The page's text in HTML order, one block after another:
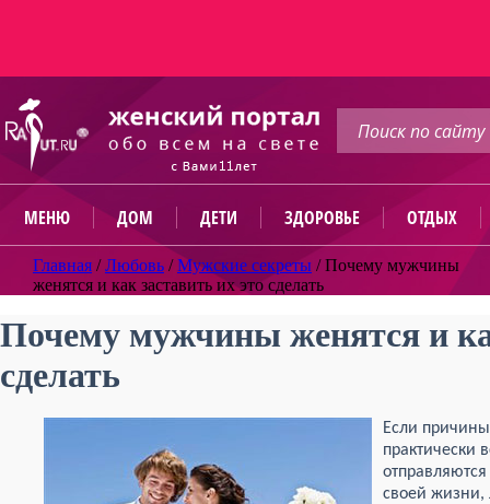
МЕНЮ ДОМ ДЕТИ ЗДОРОВЬЕ ОТДЫХ
Главная /Любовь /Мужские секреты /Почему мужчины
женятся и как заставить их это сделать
Почему мужчины женятся и
сделать
Если
практически
своей жизни,